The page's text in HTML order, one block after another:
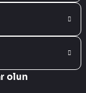
olun